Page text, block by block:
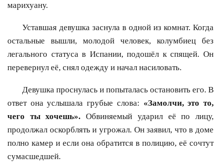
марихуану.
Уставшая девушка заснула в одной из комнат. Когда
остальные вышли, молодой человек, колумбиец без
легального статуса в Испании, подошёл к спящей. Он
перевернул её, снял одежду и начал насиловать.
Девушка проснулась и попыталась остановить его. В
ответ она услышала грубые слова: «Замолчи, это то,
чего ты хочешь». Обвиняемый ударил её по лицу,
продолжал оскорблять и угрожал. Он заявил, что в доме
полно камер и если она обратится в полицию, её сочтут
сумасшедшей.